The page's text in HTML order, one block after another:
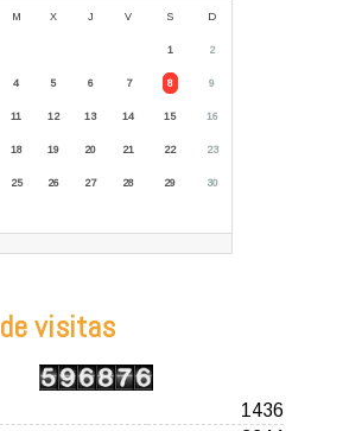
M X J V S D
1 2
4 5 6 7 8 9
11 12 13 14 15 16
18 19 20 21 22 23
25 26 27 28 29 30
de visitas
1436